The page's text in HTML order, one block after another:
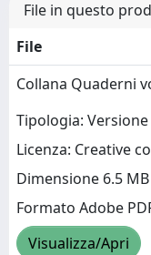
File in questo
File
Collana Quaderni
Tipologia:
Licenza: Creative
Dimensione 6.5 MB
Formato Adobe
Visualizza/Apri